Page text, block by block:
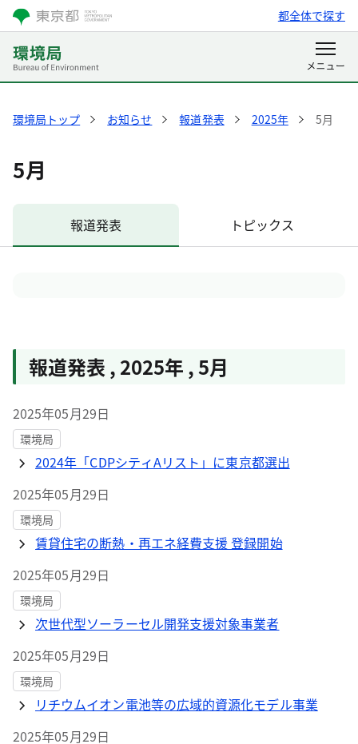
都全体で探す
環境局トップ お知らせ 報道発表 2025年 5月
5月
報道発表 トピックス
報道発表 , 2025年 ,5月
2025年05月29日
環境局
2024年「CDPシティAリスト」に東京都選出
2025年05月29日
環境局
賃貸住宅の断熱・再エネ経費支援 登録開始
2025年05月29日
環境局
次世代型ソーラーセル開発支援対象事業者
2025年05月29日
環境局
リチウムイオン電池等の広域的資源化モデル事業
2025年05月29日